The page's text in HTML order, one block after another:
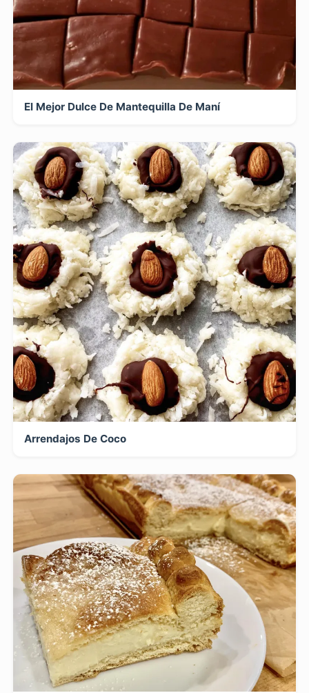
El Mejor Dulce De Mantequilla De Maní
Arrendajos De Coco